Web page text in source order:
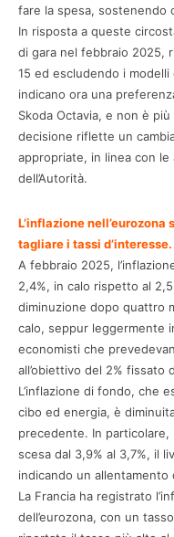
fare la spesa, sostenendo
In risposta a queste
di gara nel febbraio 2025,
15 ed escludendo i
indicano ora una
Skoda Octavia, e non è
decisione riflette un
appropriate, in linea con
dell’Autorità.
L’inflazione nell’eurozona
tagliare i tassi d’interesse.
A febbraio 2025,
2,4%, in calo rispetto al
diminuzione dopo quattro
calo, seppur leggermente
economisti che
all’obiettivo del 2% fissato
L’inflazione di fondo, che
cibo ed energia, è
precedente. In particolare,
scesa dal 3,9% al 3,7%, il
indicando un
La Francia ha registrato
dell’eurozona, con un